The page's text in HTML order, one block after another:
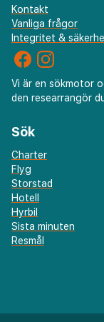
Kontakt
Vanliga frågor
Integritet &
Vi är en sökmotor
den researrangör
Sök
Charter
Flyg
Storstad
Hotell
Hyrbil
Sista minuten
Resmål